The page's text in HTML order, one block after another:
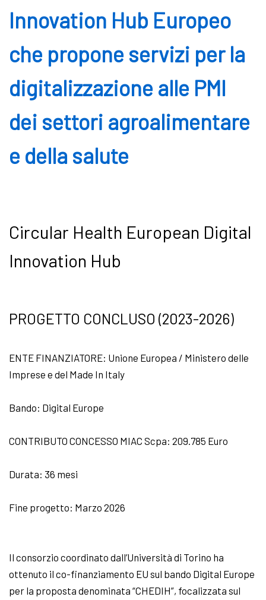
Innovation Hub Europeo
che propone servizi per la
digitalizzazione alle PMI
dei settori agroalimentare
e della salute
Circular Health European Digital
Innovation Hub
PROGETTO CONCLUSO (2023-2026)
ENTE FINANZIATORE: Unione Europea / Ministero delle
Imprese e del Made In Italy
Bando: Digital Europe
CONTRIBUTO CONCESSO MIAC Scpa: 209.785 Euro
Durata: 36 mesi
Fine progetto: Marzo 2026
Il consorzio coordinato dall’Università di Torino ha
ottenuto il co-finanziamento EU sul bando Digital Europe
per la proposta denominata “CHEDIH”, focalizzata sul